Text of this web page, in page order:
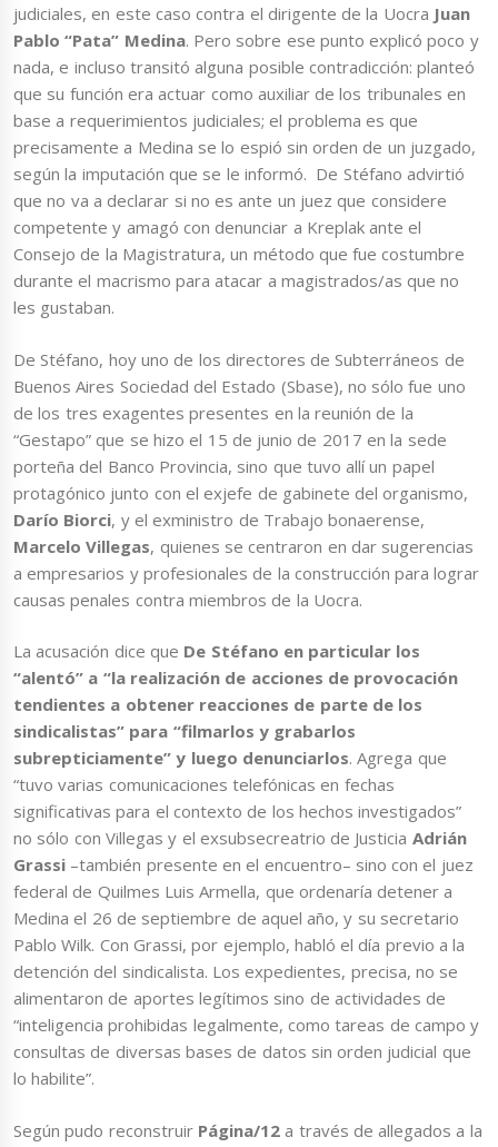
judiciales, en este caso contra el dirigente de la Uocra Juan
Pablo “Pata” Medina. Pero sobre ese punto explicó poco y
nada, e incluso transitó alguna posible contradicción: planteó
que su función era actuar como auxiliar de los tribunales en
base a requerimientos judiciales; el problema es que
precisamente a Medina se lo espió sin orden de un juzgado,
según la imputación que se le informó. De Stéfano advirtió
que no va a declarar si no es ante un juez que considere
competente y amagó con denunciar a Kreplak ante el
Consejo de la Magistratura, un método que fue costumbre
durante el macrismo para atacar a magistrados/as que no
les gustaban.
De Stéfano, hoy uno de los directores de Subterráneos de
Buenos Aires Sociedad del Estado (Sbase), no sólo fue uno
de los tres exagentes presentes en la reunión de la
“Gestapo” que se hizo el 15 de junio de 2017 en la sede
porteña del Banco Provincia, sino que tuvo allí un papel
protagónico junto con el exjefe de gabinete del organismo,
Darío Biorci, y el exministro de Trabajo bonaerense,
Marcelo Villegas, quienes se centraron en dar sugerencias
a empresarios y profesionales de la construcción para lograr
causas penales contra miembros de la Uocra.
La acusación dice que De Stéfano en particular los
“alentó” a “la realización de acciones de provocación
tendientes a obtener reacciones de parte de los
sindicalistas” para “filmarlos y grabarlos
subrepticiamente” y luego denunciarlos. Agrega que
“tuvo varias comunicaciones telefónicas en fechas
significativas para el contexto de los hechos investigados”
no sólo con Villegas y el exsubsecreatrio de Justicia Adrián
Grassi –también presente en el encuentro– sino con el juez
federal de Quilmes Luis Armella, que ordenaría detener a
Medina el 26 de septiembre de aquel año, y su secretario
Pablo Wilk. Con Grassi, por ejemplo, habló el día previo a la
detención del sindicalista. Los expedientes, precisa, no se
alimentaron de aportes legítimos sino de actividades de
“inteligencia prohibidas legalmente, como tareas de campo y
consultas de diversas bases de datos sin orden judicial que
lo habilite”.
Según pudo reconstruir Página/12a través de allegados a la